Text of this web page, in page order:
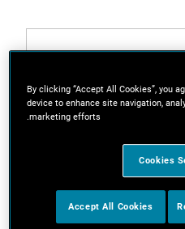
By clicking “Accept All Cookies”, you
device to enhance site navigation,
marketing efforts.
Cookies
Accept All Cookies